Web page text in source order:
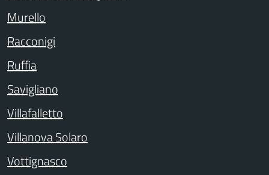
Murello
Racconigi
Ruffia
Savigliano
Villafalletto
Villanova Solaro
Vottignasco